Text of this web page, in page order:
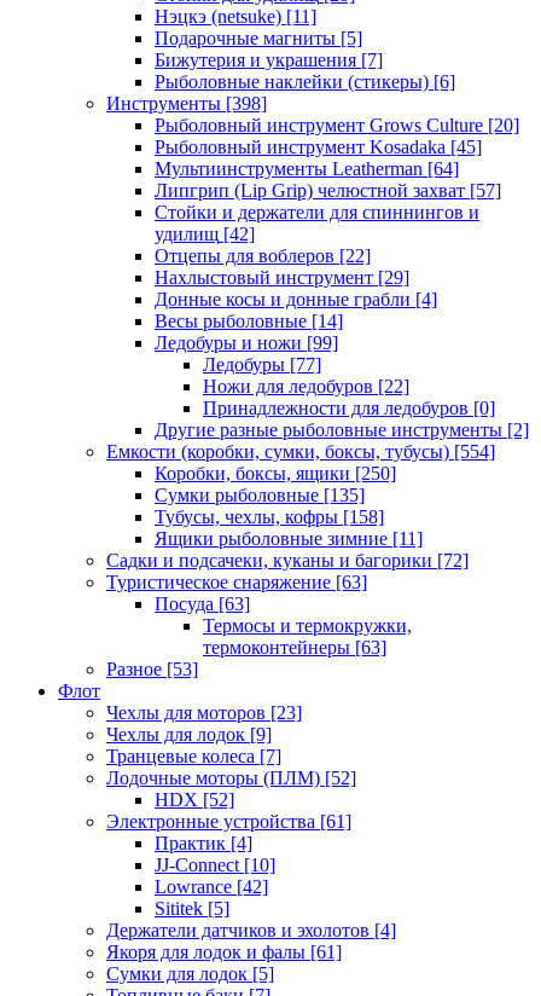
Нэцкэ (netsuke) [11]
Подарочные магниты [5]
Бижутерия и украшения [7]
Рыболовные наклейки (стикеры) [6]
Инструменты [398]
Рыболовный инструмент Grows Culture [20]
Рыболовный инструмент Kosadaka [45]
Мультиинструменты Leatherman [64]
Липгрип (Lip Grip) челюстной захват [57]
Стойки и держатели для спиннингов и
удилищ [42]
Отцепы для воблеров [22]
Нахлыстовый инструмент [29]
Донные косы и донные грабли [4]
Весы рыболовные [14]
Ледобуры и ножи [99]
Ледобуры [77]
Ножи для ледобуров [22]
Принадлежности для ледобуров [0]
Другие разные рыболовные инструменты [2]
Емкости (коробки, сумки, боксы, тубусы) [554]
Коробки, боксы, ящики [250]
Сумки рыболовные [135]
Тубусы, чехлы, кофры [158]
Ящики рыболовные зимние [11]
Садки и подсачеки, куканы и багорики [72]
Туристическое снаряжение [63]
Посуда [63]
Термосы и термокружки,
термоконтейнеры [63]
Разное [53]
Флот
Чехлы для моторов [23]
Чехлы для лодок [9]
Транцевые колеса [7]
Лодочные моторы (ПЛМ) [52]
HDX [52]
Электронные устройства [61]
Практик [4]
JJ-Connect [10]
Lowrance [42]
Sititek [5]
Держатели датчиков и эхолотов [4]
Якоря для лодок и фалы [61]
Сумки для лодок [5]